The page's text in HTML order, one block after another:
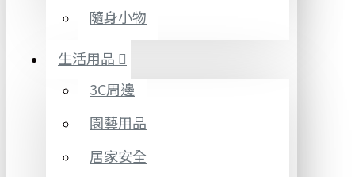
隨身小物
生活用品
3C周邊
園藝用品
居家安全